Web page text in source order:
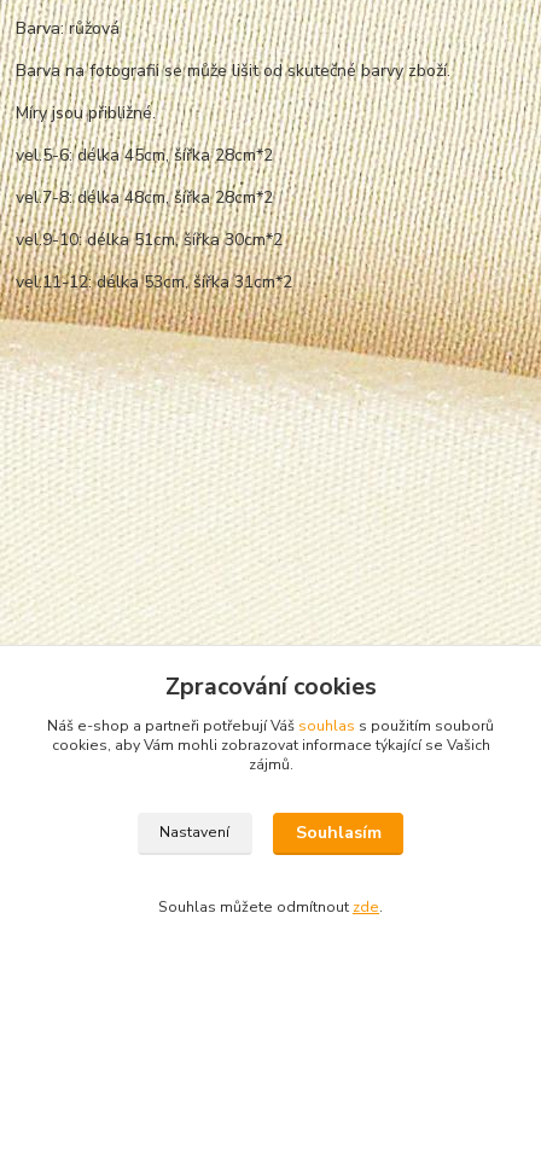
Barva: růžová
Barva na fotografii se může lišit od skutečné barvy zboží.
Míry jsou přibližné.
vel.5-6: délka 45cm, šířka 28cm*2
vel.7-8: délka 48cm, šířka 28cm*2
vel.9-10: délka 51cm, šířka 30cm*2
vel.11-12: délka 53cm, šířka 31cm*2
Zpracování cookies
Náš e-shop a partneři potřebují Váš souhlas s použitím souborů
cookies, aby Vám mohli zobrazovat informace týkající se Vašich
zájmů.
Nastavení Souhlasím
Souhlas můžete odmítnout zde.